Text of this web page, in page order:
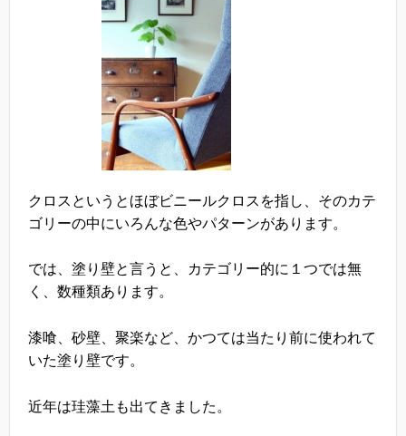
クロスというとほぼビニールクロスを指し、そのカテ
ゴリーの中にいろんな色やパターンがあります。
では、塗り壁と言うと、カテゴリー的に１つでは無
く、数種類あります。
漆喰、砂壁、聚楽など、かつては当たり前に使われて
いた塗り壁です。
近年は珪藻土も出てきました。